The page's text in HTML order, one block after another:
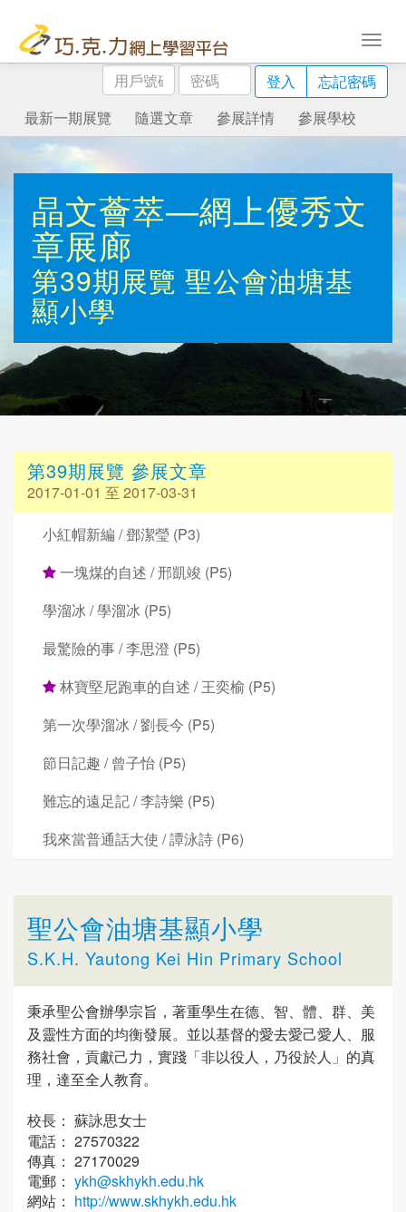
用
戶
號
碼
密
碼
登入
忘記密碼
最新一期展覽
隨選文章 參展詳情 參展學校
晶文薈萃—網上優秀文
章展廊
第39期展覽 聖公會油塘基
顯小學
第39期展覽 參展文章
2017-01-01 至 2017-03-31
小紅帽新編 / 鄧潔瑩 (P3)
一塊煤的自述 / 邢凱竣 (P5)
學溜冰 / 學溜冰 (P5)
最驚險的事 / 李思澄 (P5)
林寶堅尼跑車的自述 / 王奕榆 (P5)
第一次學溜冰 / 劉長今 (P5)
節日記趣 / 曾子怡 (P5)
難忘的遠足記 / 李詩樂 (P5)
我來當普通話大使 / 譚泳詩 (P6)
聖公會油塘基顯小學
S.K.H. Yautong Kei Hin Primary School
秉承聖公會辦學宗旨，著重學生在德、智、體、群、美
及靈性方面的均衡發展。並以基督的愛去愛己愛人、服
務社會，貢獻己力，實踐「非以役人，乃役於人」的真
理，達至全人教育。
校長： 蘇詠思女士
電話： 27570322
傳真： 27170029
電郵： ykh@skhykh.edu.hk
網站： http://www.skhykh.edu.hk